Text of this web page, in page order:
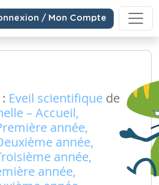
/ Mon Compte
Eveil scientifique de
– Accueil,
année,
année,
année,
année,